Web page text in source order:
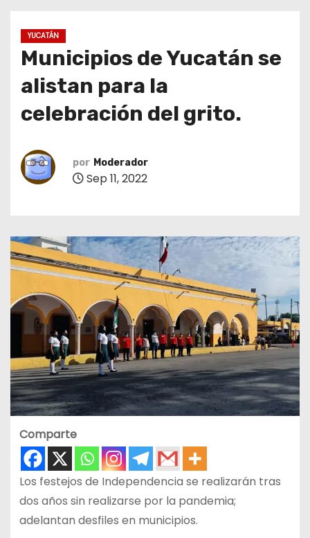
YUCATÁN
Municipios de Yucatán se
alistan para la
celebración del grito.
por Moderador
Sep 11, 2022
Comparte
Los festejos de Independencia se realizarán tras
dos años sin realizarse por la pandemia;
adelantan desfiles en municipios.